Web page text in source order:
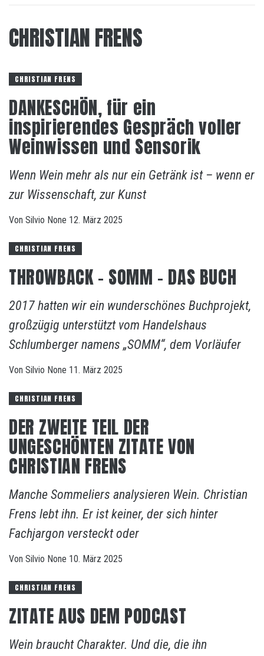
CHRISTIAN FRENS
CHRISTIAN FRENS
DANKESCHÖN, für ein
inspirierendes Gespräch voller
Weinwissen und Sensorik
Wenn Wein mehr als nur ein Getränk ist – wenn er
zur Wissenschaft, zur Kunst
Von Silvio None 12. März 2025
CHRISTIAN FRENS
THROWBACK – SOMM – DAS BUCH
2017 hatten wir ein wunderschönes Buchprojekt,
großzügig unterstützt vom Handelshaus
Schlumberger namens „SOMM“, dem Vorläufer
Von Silvio None 11. März 2025
CHRISTIAN FRENS
DER ZWEITE TEIL DER
UNGESCHÖNTEN ZITATE VON
CHRISTIAN FRENS
Manche Sommeliers analysieren Wein. Christian
Frens lebt ihn. Er ist keiner, der sich hinter
Fachjargon versteckt oder
Von Silvio None 10. März 2025
CHRISTIAN FRENS
ZITATE AUS DEM PODCAST
Wein braucht Charakter. Und die, die ihn